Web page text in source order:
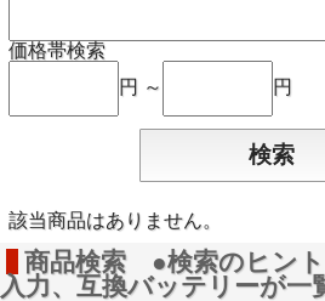
価格帯検索
円 ～
円
該当商品はありません。
商品検索 ●検索のヒン
入力、互換バッテリーが一